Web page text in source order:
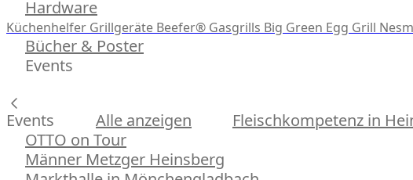
Hardware
Küchenhelfer Grillgeräte Beefer® Gasgrills Big Green Egg Grill
Bücher & Poster
Events
Events Alle anzeigen
Fleischkompetenz in
OTTO on Tour
Männer Metzger Heinsberg